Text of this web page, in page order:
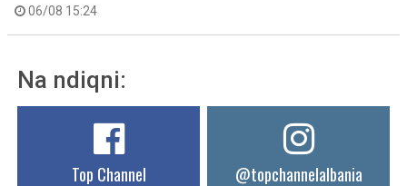
06/08 15:24
Na ndiqni:
Top Channel @topchannelalbania